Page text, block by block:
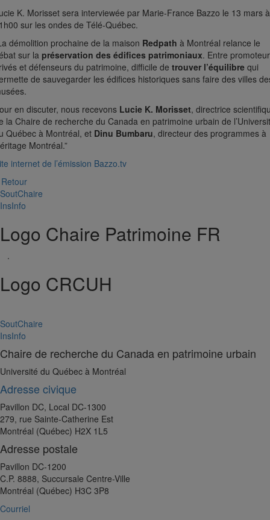
K. Morisset sera interviewée par Marie-France Bazzo le 13 mars à
sur les ondes de Télé-Québec.
démolition prochaine de la maison Redpath à Montréal relance le
sur la préservation des édifices patrimoniaux. Entre
et défenseurs du patrimoine, difficile de trouver l’équilibre qui
de sauvegarder les édifices historiques sans faire des villes
en discuter, nous recevons Lucie K. Morisset, directrice
la Chaire de recherche du Canada en patrimoine urbain de
Québec à Montréal, et Dinu Bumbaru, directeur des programmes à
Montréal.”
internet de l’émission Bazzo.tv
SoutChaire
InsInfo
Logo Chaire Patrimoine FR
.
Logo CRCUH
SoutChaire
InsInfo
Chaire de recherche du Canada en patrimoine urbain
Université du Québec à Montréal
Adresse civique
Pavillon DC, Local DC-1300
279, rue Sainte-Catherine Est
Montréal (Québec) H2X 1L5
Adresse postale
Pavillon DC-1200
C.P. 8888, Succursale Centre-Ville
Montréal (Québec) H3C 3P8
Courriel